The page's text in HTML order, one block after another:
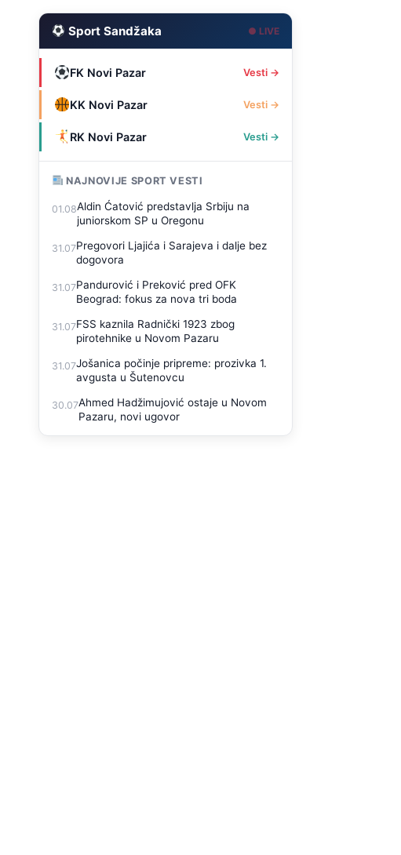
Sport Sandžaka ● LIVE
FK Novi Pazar Vesti →
KK Novi Pazar Vesti →
RK Novi Pazar Vesti →
NAJNOVIJE SPORT VESTI
01.08Aldin Ćatović predstavlja Srbiju na
juniorskom SP u Oregonu
31.07Pregovori Ljajića i Sarajeva i dalje bez
dogovora
31.07Pandurović i Preković pred OFK
Beograd: fokus za nova tri boda
31.07FSS kaznila Radnički 1923 zbog
pirotehnike u Novom Pazaru
31.07Jošanica počinje pripreme: prozivka 1.
avgusta u Šutenovcu
30.07Ahmed Hadžimujović ostaje u Novom
Pazaru, novi ugovor